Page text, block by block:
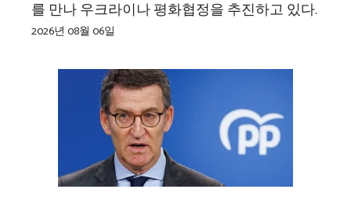
를 만나 우크라이나 평화협정을 추진하고 있다.
2026년 08월 06일